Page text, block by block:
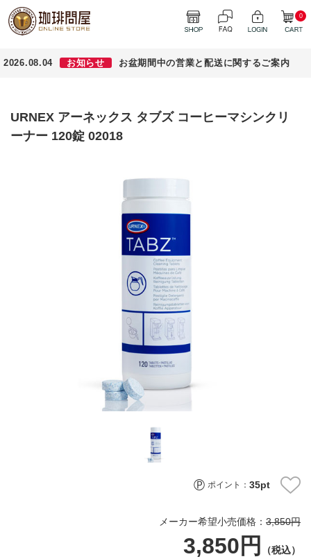
0
2026.08.04 お知らせ お盆期間中の営業と配送に関するご案内
URNEX アーネックス タブズ コーヒーマシンクリ
ーナー 120錠 02018
ポイント：35pt
メーカー希望小売価格：3,850円
3,850円 （税込）